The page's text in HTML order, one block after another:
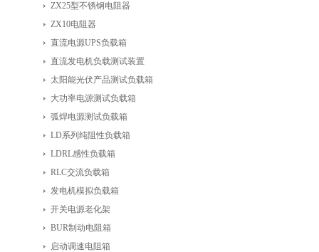
ZX25型不锈钢电阻器
ZX10电阻器
直流电源UPS负载箱
直流发电机负载测试装置
太阳能光伏产品测试负载箱
大功率电源测试负载箱
弧焊电源测试负载箱
LD系列纯阻性负载箱
LDRL感性负载箱
RLC交流负载箱
发电机模拟负载箱
开关电源老化架
BUR制动电阻箱
启动调速电阻箱